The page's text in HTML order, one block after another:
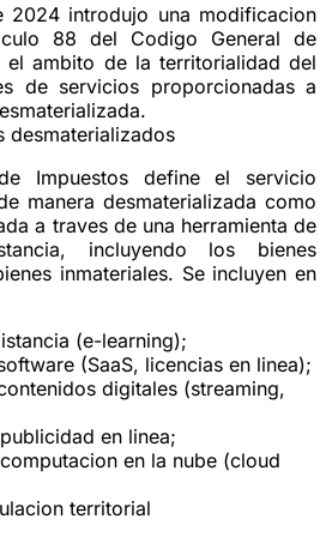
2024 introdujo una modificacion
88 del Codigo General de
el ambito de la territorialidad del
de servicios proporcionadas a
desmaterializados
Impuestos define el servicio
manera desmaterializada como
a traves de una herramienta de
incluyendo los bienes
inmateriales. Se incluyen en
(e-learning);
(SaaS, licencias en linea);
digitales (streaming,
en linea;
en la nube (cloud
territorial